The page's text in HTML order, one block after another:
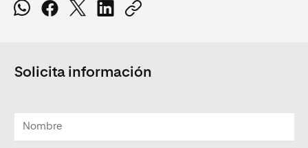
Solicita información